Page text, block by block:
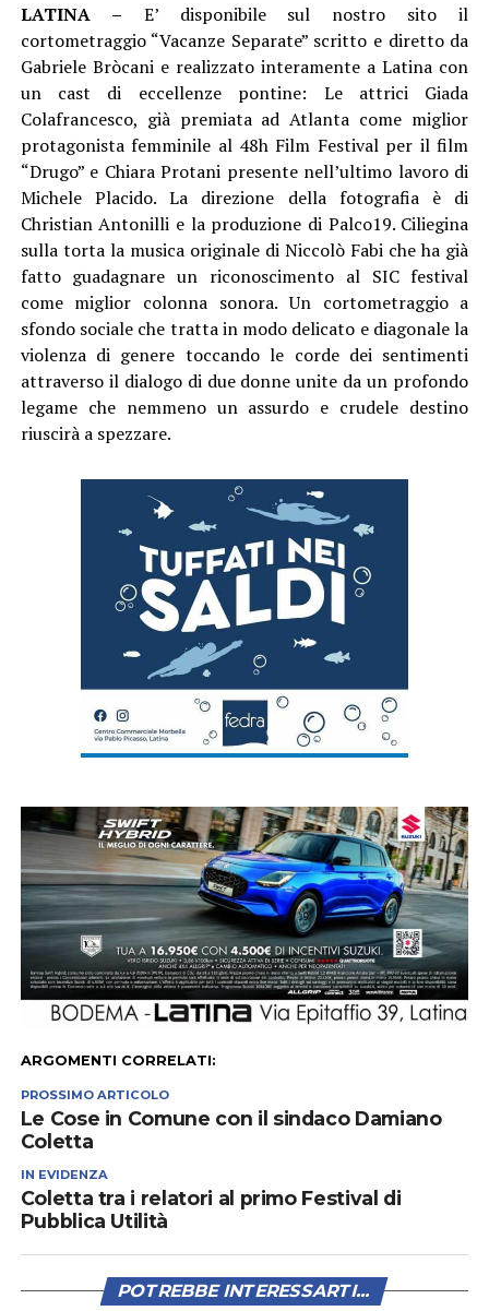
LATINA – E’ disponibile sul nostro sito il
cortometraggio “Vacanze Separate” scritto e diretto da
Gabriele Bròcani e realizzato interamente a Latina con
un cast di eccellenze pontine: Le attrici Giada
Colafrancesco, già premiata ad Atlanta come miglior
protagonista femminile al 48h Film Festival per il film
“Drugo” e Chiara Protani presente nell’ultimo lavoro di
Michele Placido. La direzione della fotografia è di
Christian Antonilli e la produzione di Palco19. Ciliegina
sulla torta la musica originale di Niccolò Fabi che ha già
fatto guadagnare un riconoscimento al SIC festival
come miglior colonna sonora. Un cortometraggio a
sfondo sociale che tratta in modo delicato e diagonale la
violenza di genere toccando le corde dei sentimenti
attraverso il dialogo di due donne unite da un profondo
legame che nemmeno un assurdo e crudele destino
riuscirà a spezzare.
ARGOMENTI CORRELATI:
PROSSIMO ARTICOLO
Le Cose in Comune con il sindaco Damiano
Coletta
IN EVIDENZA
Coletta tra i relatori al primo Festival di
Pubblica Utilità
POTREBBE INTERESSARTI...